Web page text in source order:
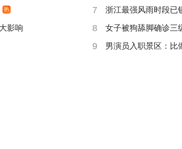
热 7 浙江最强风雨时段已
影响 8 女子被狗舔脚确诊三
9 男演员入职景区：比做